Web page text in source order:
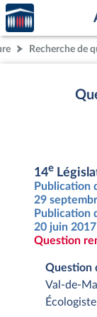
Aller au contenu
Aller en bas de la
Accèder
à la
page
d'accueilRecherche de
14e
Publication
29
Publication
20 juin 2017
Question
Question
Val-de-
Écologiste